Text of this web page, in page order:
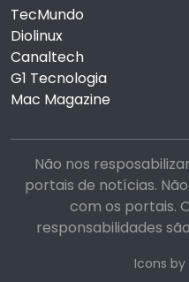
TecMundo
Diolinux
Canaltech
G1 Tecnologia
Mac Magazine
Não nos
portais de notícias.
com os portais.
responsabilidades
Icons by